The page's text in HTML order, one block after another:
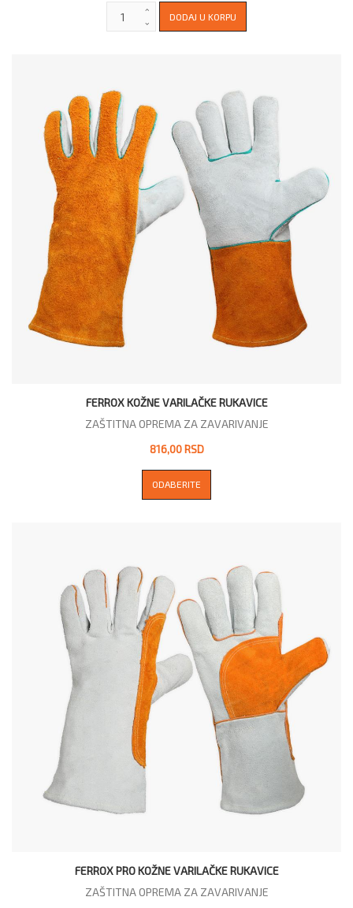
FERROX KOŽNE VARILAČKE RUKAVICE
ZAŠTITNA OPREMA ZA ZAVARIVANJE
816,00 RSD
ODABERITE
FERROX PRO KOŽNE VARILAČKE RUKAVICE
ZAŠTITNA OPREMA ZA ZAVARIVANJE